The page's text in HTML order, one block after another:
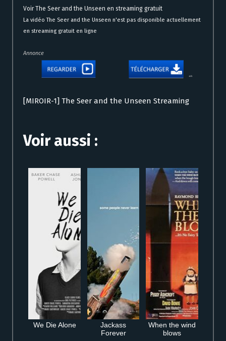
Voir The Seer and the Unseen en streaming gratuit
La vidéo The Seer and the Unseen n'est pas disponible actuellement
en streaming gratuit en ligne
Annonce
[MIROIR-1] The Seer and the Unseen Streaming
Voir aussi :
We Die Alone
Jackass
Forever
When the wind
blows